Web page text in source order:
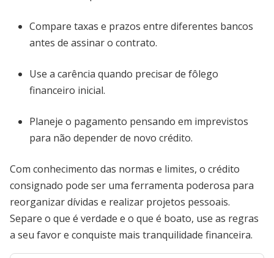
Compare taxas e prazos entre diferentes bancos
antes de assinar o contrato.
Use a carência quando precisar de fôlego
financeiro inicial.
Planeje o pagamento pensando em imprevistos
para não depender de novo crédito.
Com conhecimento das normas e limites, o crédito
consignado pode ser uma ferramenta poderosa para
reorganizar dívidas e realizar projetos pessoais.
Separe o que é verdade e o que é boato, use as regras
a seu favor e conquiste mais tranquilidade financeira.